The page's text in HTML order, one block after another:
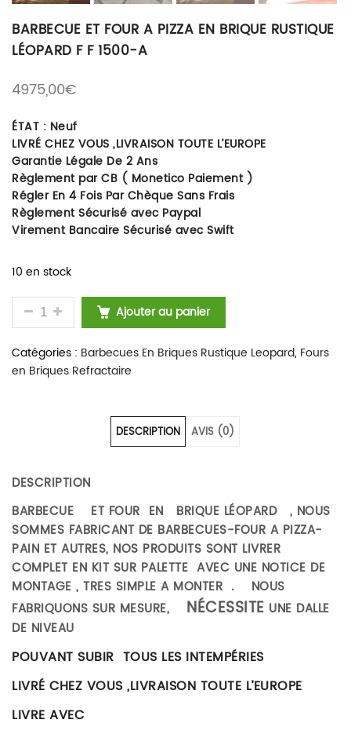
BARBECUE ET FOUR A PIZZA EN BRIQUE RUSTIQUE
LÉOPARD F F 1500-A
4975,00€
ÉTAT : Neuf
LIVRÉ CHEZ VOUS ,LIVRAISON TOUTE L’EUROPE
Garantie Légale De 2 Ans
Règlement par CB ( Monetico Paiement )
Régler En 4 Fois Par Chèque Sans Frais
Règlement Sécurisé avec Paypal
Virement Bancaire Sécurisé avec Swift
10 en stock
QUANTITÉ DE BARBECUE ET FOUR A PIZZA EN
Ajouter au panier
Catégories : Barbecues En Briques Rustique Leopard, Fours
en Briques Refractaire
DESCRIPTION AVIS (0)
DESCRIPTION
BARBECUE ET FOUR EN BRIQUE LÉOPARD , NOUS
SOMMES FABRICANT DE BARBECUES-FOUR A PIZZA-
PAIN ET AUTRES, NOS PRODUITS SONT LIVRER
COMPLET EN KIT SUR PALETTE AVEC UNE NOTICE DE
MONTAGE , TRES SIMPLE A MONTER . NOUS
FABRIQUONS SUR MESURE, NÉCESSITE UNE DALLE
DE NIVEAU
POUVANT SUBIR TOUS LES INTEMPÉRIES
LIVRÉ CHEZ VOUS ,LIVRAISON TOUTE L’EUROPE
LIVRE AVEC